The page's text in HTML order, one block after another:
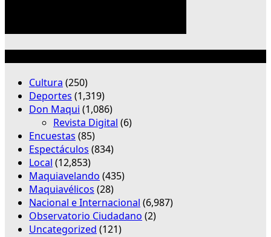
Cultura (250)
Deportes (1,319)
Don Maqui (1,086)
Revista Digital (6)
Encuestas (85)
Espectáculos (834)
Local (12,853)
Maquiavelando (435)
Maquiavélicos (28)
Nacional e Internacional (6,987)
Observatorio Ciudadano (2)
Uncategorized (121)